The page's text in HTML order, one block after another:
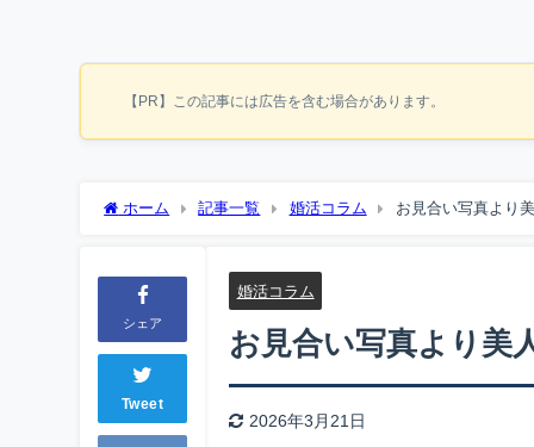
【PR】この記事には広告を含む場合があります。
ホーム 記事一覧 婚活コラム お見合い写真より
シェア
Tweet
婚活コラム
お見合い写真より美
2026年3月21日